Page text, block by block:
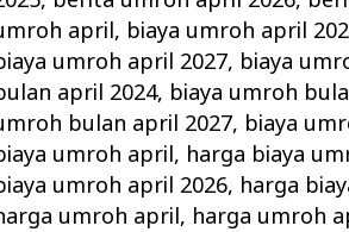
april, biaya umroh april
umroh april 2027, biaya
april 2024, biaya umroh
bulan april 2027, biaya
umroh april, harga biaya
umroh april 2026, harga
umroh april, harga umroh